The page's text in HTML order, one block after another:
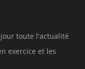
toute l'actualité
exercice et les